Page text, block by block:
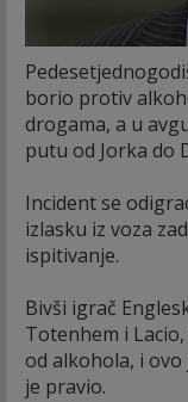
borio protiv
drogama, a u
putu od Jorka do
Incident se
izlasku iz voza
ispitivanje.
Bivši igrač
Totenhem i
od alkohola, i ovo
je pravio.